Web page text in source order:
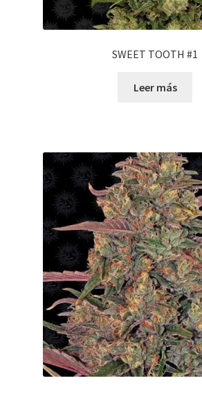
SWEET TOOTH #1
Leer más